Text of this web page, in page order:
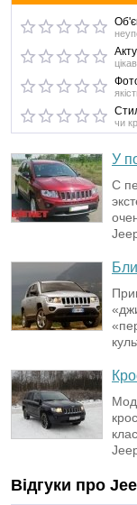
чи
У
С
Відгуки про